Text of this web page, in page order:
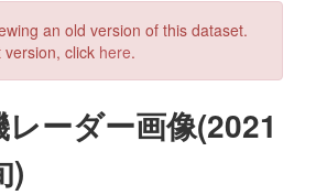
an old version of this dataset.
click here.
ーダー画像(2021
)